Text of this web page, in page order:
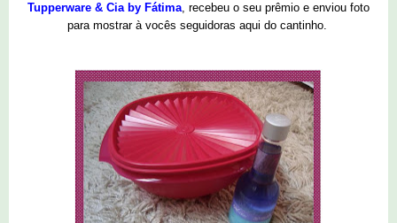
Tupperware & Cia by Fátima, recebeu o seu prêmio e enviou foto
para mostrar à vocês seguidoras aqui do cantinho.